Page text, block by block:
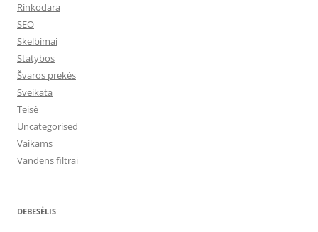
Rinkodara
SEO
Skelbimai
Statybos
Švaros prekės
Sveikata
Teisė
Uncategorised
Vaikams
Vandens filtrai
DEBESĖLIS